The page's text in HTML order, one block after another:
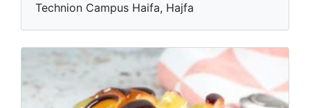
Technion Campus Haifa, Hajfa